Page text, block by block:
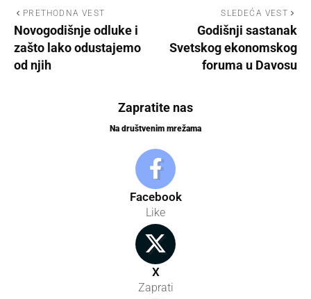
PRETHODNA VEST
Novogodišnje odluke i
zašto lako odustajemo
od njih
SLEDEĆA VEST
Godišnji sastanak
Svetskog ekonomskog
foruma u Davosu
Zapratite nas
Na društvenim mrežama
Facebook
Like
X
Zaprati